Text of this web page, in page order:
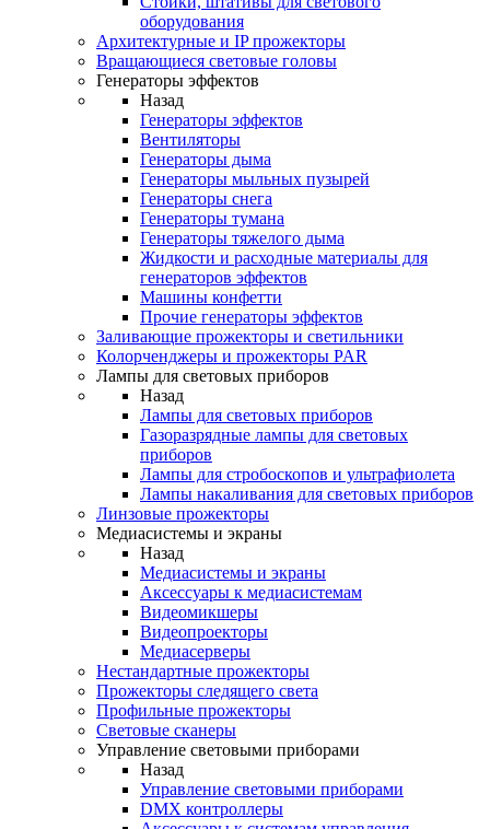
оборудования
Архитектурные и IP прожекторы
Вращающиеся световые головы
Генераторы эффектов
Назад
Генераторы эффектов
Вентиляторы
Генераторы дыма
Генераторы мыльных пузырей
Генераторы снега
Генераторы тумана
Генераторы тяжелого дыма
Жидкости и расходные материалы для
генераторов эффектов
Машины конфетти
Прочие генераторы эффектов
Заливающие прожекторы и светильники
Колорченджеры и прожекторы PAR
Лампы для световых приборов
Назад
Лампы для световых приборов
Газоразрядные лампы для световых
приборов
Лампы для стробоскопов и ультрафиолета
Лампы накаливания для световых приборов
Линзовые прожекторы
Медиасистемы и экраны
Назад
Медиасистемы и экраны
Аксессуары к медиасистемам
Видеомикшеры
Видеопроекторы
Медиасерверы
Нестандартные прожекторы
Прожекторы следящего света
Профильные прожекторы
Световые сканеры
Управление световыми приборами
Назад
Управление световыми приборами
DMX контроллеры